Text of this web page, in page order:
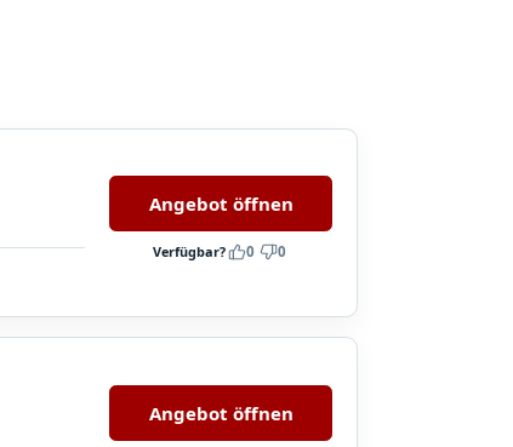
Angebot öffnen
Verfügbar? 0 0
Angebot öffnen